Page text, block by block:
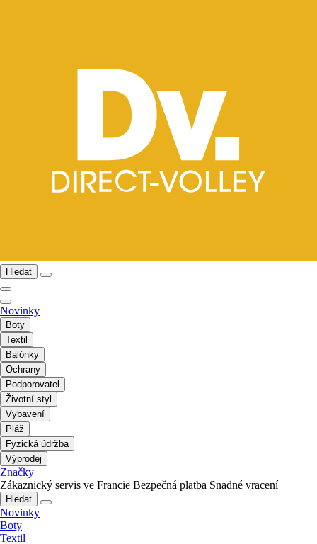
Hledat
Novinky
Boty
Textil
Balónky
Ochrany
Podporovatel
Životní styl
Vybavení
Pláž
Fyzická údržba
Výprodej
Značky
Zákaznický servis ve Francie Bezpečná platba Snadné vracení
Hledat
Novinky
Boty
Textil